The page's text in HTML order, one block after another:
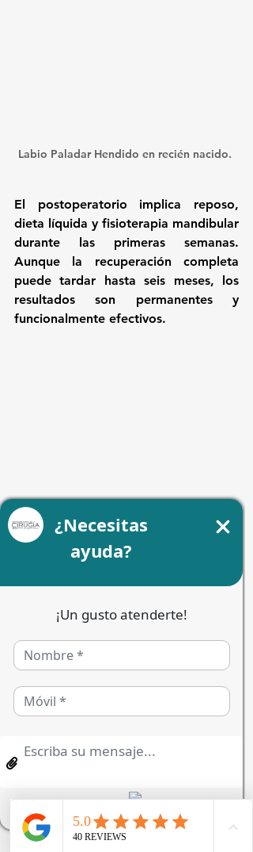
Labio Paladar Hendido en recién nacido.
El postoperatorio implica reposo,
dieta líquida y fisioterapia mandibular
durante las primeras semanas.
Aunque la recuperación completa
puede tardar hasta seis meses, los
resultados son permanentes y
funcionalmente efectivos.
Cirugía de Labio Paladar Hendido
eficaz para corregir problemas
funcionales y estéticos de la
persistentes, consulta con un
especialista para una evaluación. Si
quieres agendar una cita de
Fundación ROCA a través de su
apoyo para niñas y niños con
diagnóstico de Labio Paladar
Hendido, conoce la historia de